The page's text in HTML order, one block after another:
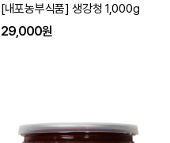
[내포농부식품] 생강청 1,000g
29,000원